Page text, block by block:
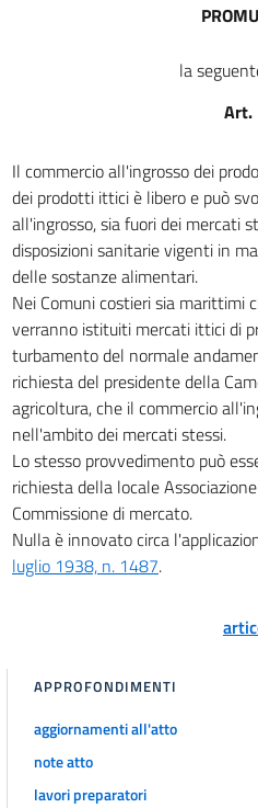
la
Art.
Il commercio all'ingrosso dei
dei prodotti ittici è libero e può
all'ingrosso, sia fuori dei mercati
disposizioni sanitarie vigenti in
delle sostanze alimentari.
Nei Comuni costieri sia marittimi
verranno istituiti mercati ittici di
turbamento del normale
richiesta del presidente della
agricoltura, che il commercio
nell'ambito dei mercati stessi.
Lo stesso provvedimento può
richiesta della locale
Commissione di mercato.
Nulla è innovato circa
luglio 1938, n. 1487.
APPROFONDIMENTI
aggiornamenti all'atto
note atto
lavori preparatori